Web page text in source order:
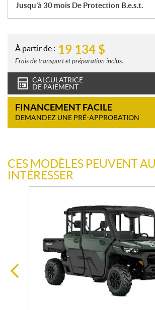
Jusqu’à 30 mois De Protection B.e.s.t.
À partir de : 19 134 $
Frais de transport et préparation inclus.
CALCULATRICE
DE PAIEMENT
FINANCEMENT FACILE
DEMANDEZ UNE PRÉ-APPROBATION
CES MODÈLES PEUVENT
INTÉRESSER